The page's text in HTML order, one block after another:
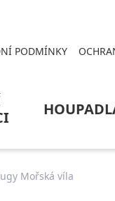
PODMÍNKY
Mořská víla